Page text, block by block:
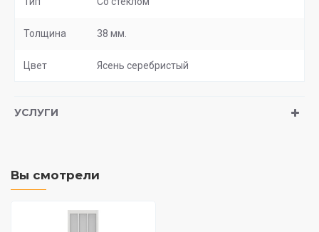
Толщина 38 мм.
Цвет Ясень серебристый
УСЛУГИ
Вы смотрели